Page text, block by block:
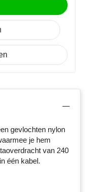
gevlochten nylon
je hem
van 240
één kabel.